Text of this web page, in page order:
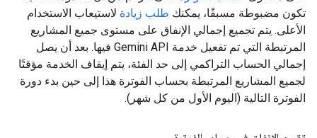
تكون مضبوطة مسبقًا، يمكنك طلب زيادة لاستيعاب الاستخدام
الأعلى. يتم تجميع إجمالي الإنفاق على مستوى جميع المشاريع
المرتبطة التي تم تفعيل خدمة Gemini API فيها. بعد أن يصل
إجمالي الحساب التراكمي إلى حد الفئة، يتم إيقاف الخدمة مؤقتًا
لجميع المشاريع المرتبطة بحساب الفوترة هذا إلى حين بدء دورة
الفوترة التالية (اليوم الأول من كل شهر).